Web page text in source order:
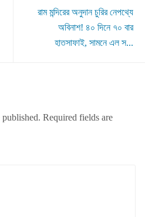
রাম মন্দিরের অনুদান চুরির নেপথ্যে
অবিনাশ! ৪০ দিনে ৭০ বার
হাতসাফাই, সামনে এল স...
Required fields are